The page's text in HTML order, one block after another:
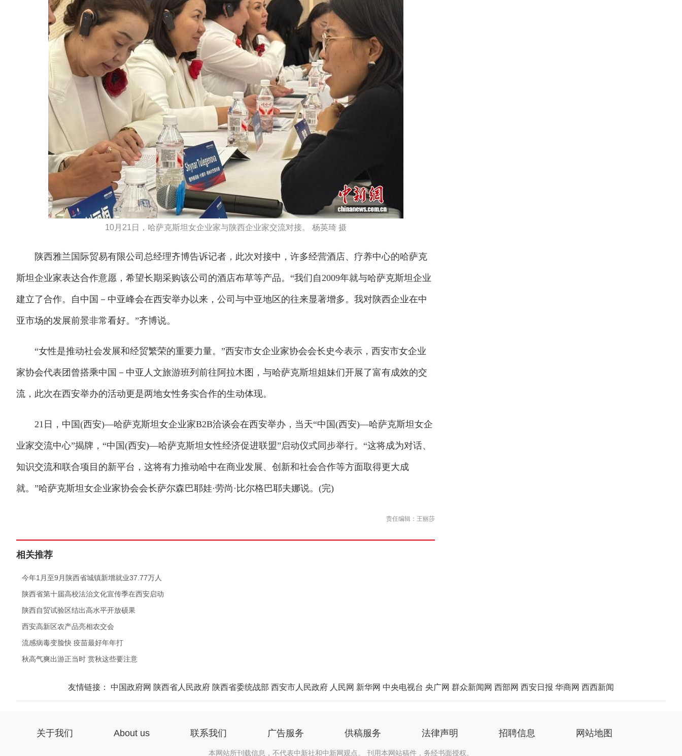
10月21日，哈萨克斯坦女企业家与陕西企业家交流对接。 杨英琦 摄
陕西雅兰国际贸易有限公司总经理齐博告诉记者，此次对接中，许多经营酒店、疗养中心的哈萨克
斯坦企业家表达合作意愿，希望长期采购该公司的酒店布草等产品。“我们自2009年就与哈萨克斯坦企业
建立了合作。自中国－中亚峰会在西安举办以来，公司与中亚地区的往来显著增多。我对陕西企业在中
亚市场的发展前景非常看好。”齐博说。
“女性是推动社会发展和经贸繁荣的重要力量。”西安市女企业家协会会长史今表示，西安市女企业
家协会代表团曾搭乘中国－中亚人文旅游班列前往阿拉木图，与哈萨克斯坦姐妹们开展了富有成效的交
流，此次在西安举办的活动更是两地女性务实合作的生动体现。
21日，中国(西安)—哈萨克斯坦女企业家B2B洽谈会在西安举办，当天“中国(西安)—哈萨克斯坦女企
业家交流中心”揭牌，“中国(西安)—哈萨克斯坦女性经济促进联盟”启动仪式同步举行。“这将成为对话、
知识交流和联合项目的新平台，这将有力推动哈中在商业发展、创新和社会合作等方面取得更大成
就。”哈萨克斯坦女企业家协会会长萨尔森巴耶娃·劳尚·比尔格巴耶夫娜说。(完)
责任编辑：王丽莎
相关推荐
今年1月至9月陕西省城镇新增就业37.77万人
陕西省第十届高校法治文化宣传季在西安启动
陕西自贸试验区结出高水平开放硕果
西安高新区农产品亮相农交会
流感病毒变脸快 疫苗最好年年打
秋高气爽出游正当时 赏秋这些要注意
友情链接： 中国政府网 陕西省人民政府 陕西省委统战部 西安市人民政府 人民网 新华网 中央电视台 央广网 群众新闻网 西部网 西安日报 华商网 西西新闻
关于我们 About us 联系我们 广告服务 供稿服务 法律声明 招聘信息 网站地图
本网站所刊载信息，不代表中新社和中新网观点。 刊用本网站稿件，务经书面授权。